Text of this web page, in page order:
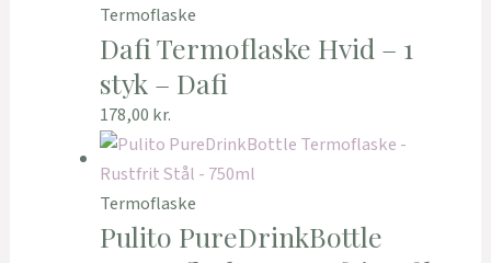
Termoflaske
Dafi Termoflaske Hvid – 1
styk – Dafi
178,00 kr.
Termoflaske
Pulito PureDrinkBottle